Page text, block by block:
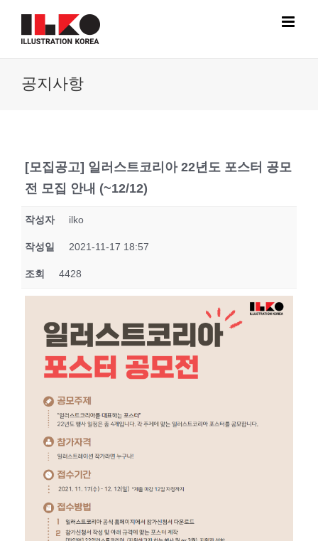
content
공지사항
[모집공고] 일러스트코리아 22년도 포스터 공모
전 모집 안내 (~12/12)
작성자 ilko
작성일 2021-11-17 18:57
조회 4428